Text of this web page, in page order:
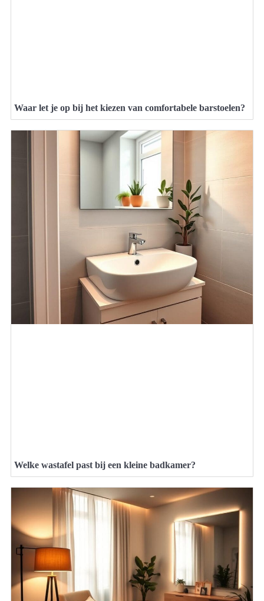
Waar let je op bij het kiezen van comfortabele barstoelen?
Welke wastafel past bij een kleine badkamer?